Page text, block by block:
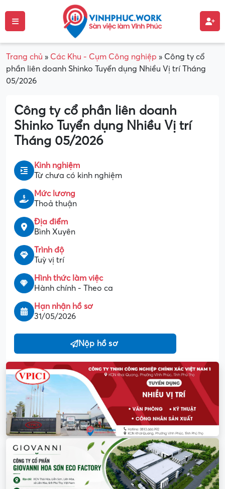
Trang chủ » Các Khu - Cụm Công nghiệp » Công ty cổ
phần liên doanh Shinko Tuyển dụng Nhiều Vị trí Tháng
05/2026
Công ty cổ phần liên doanh
Shinko Tuyển dụng Nhiều Vị trí
Tháng 05/2026
Kinh nghiệm
Từ chưa có kinh nghiệm
Mức lương
Thoả thuận
Địa điểm
Bình Xuyên
Trình độ
Tuỳ vị trí
Hình thức làm việc
Hành chính - Theo ca
Hạn nhận hồ sơ
31/05/2026
Nộp hồ sơ